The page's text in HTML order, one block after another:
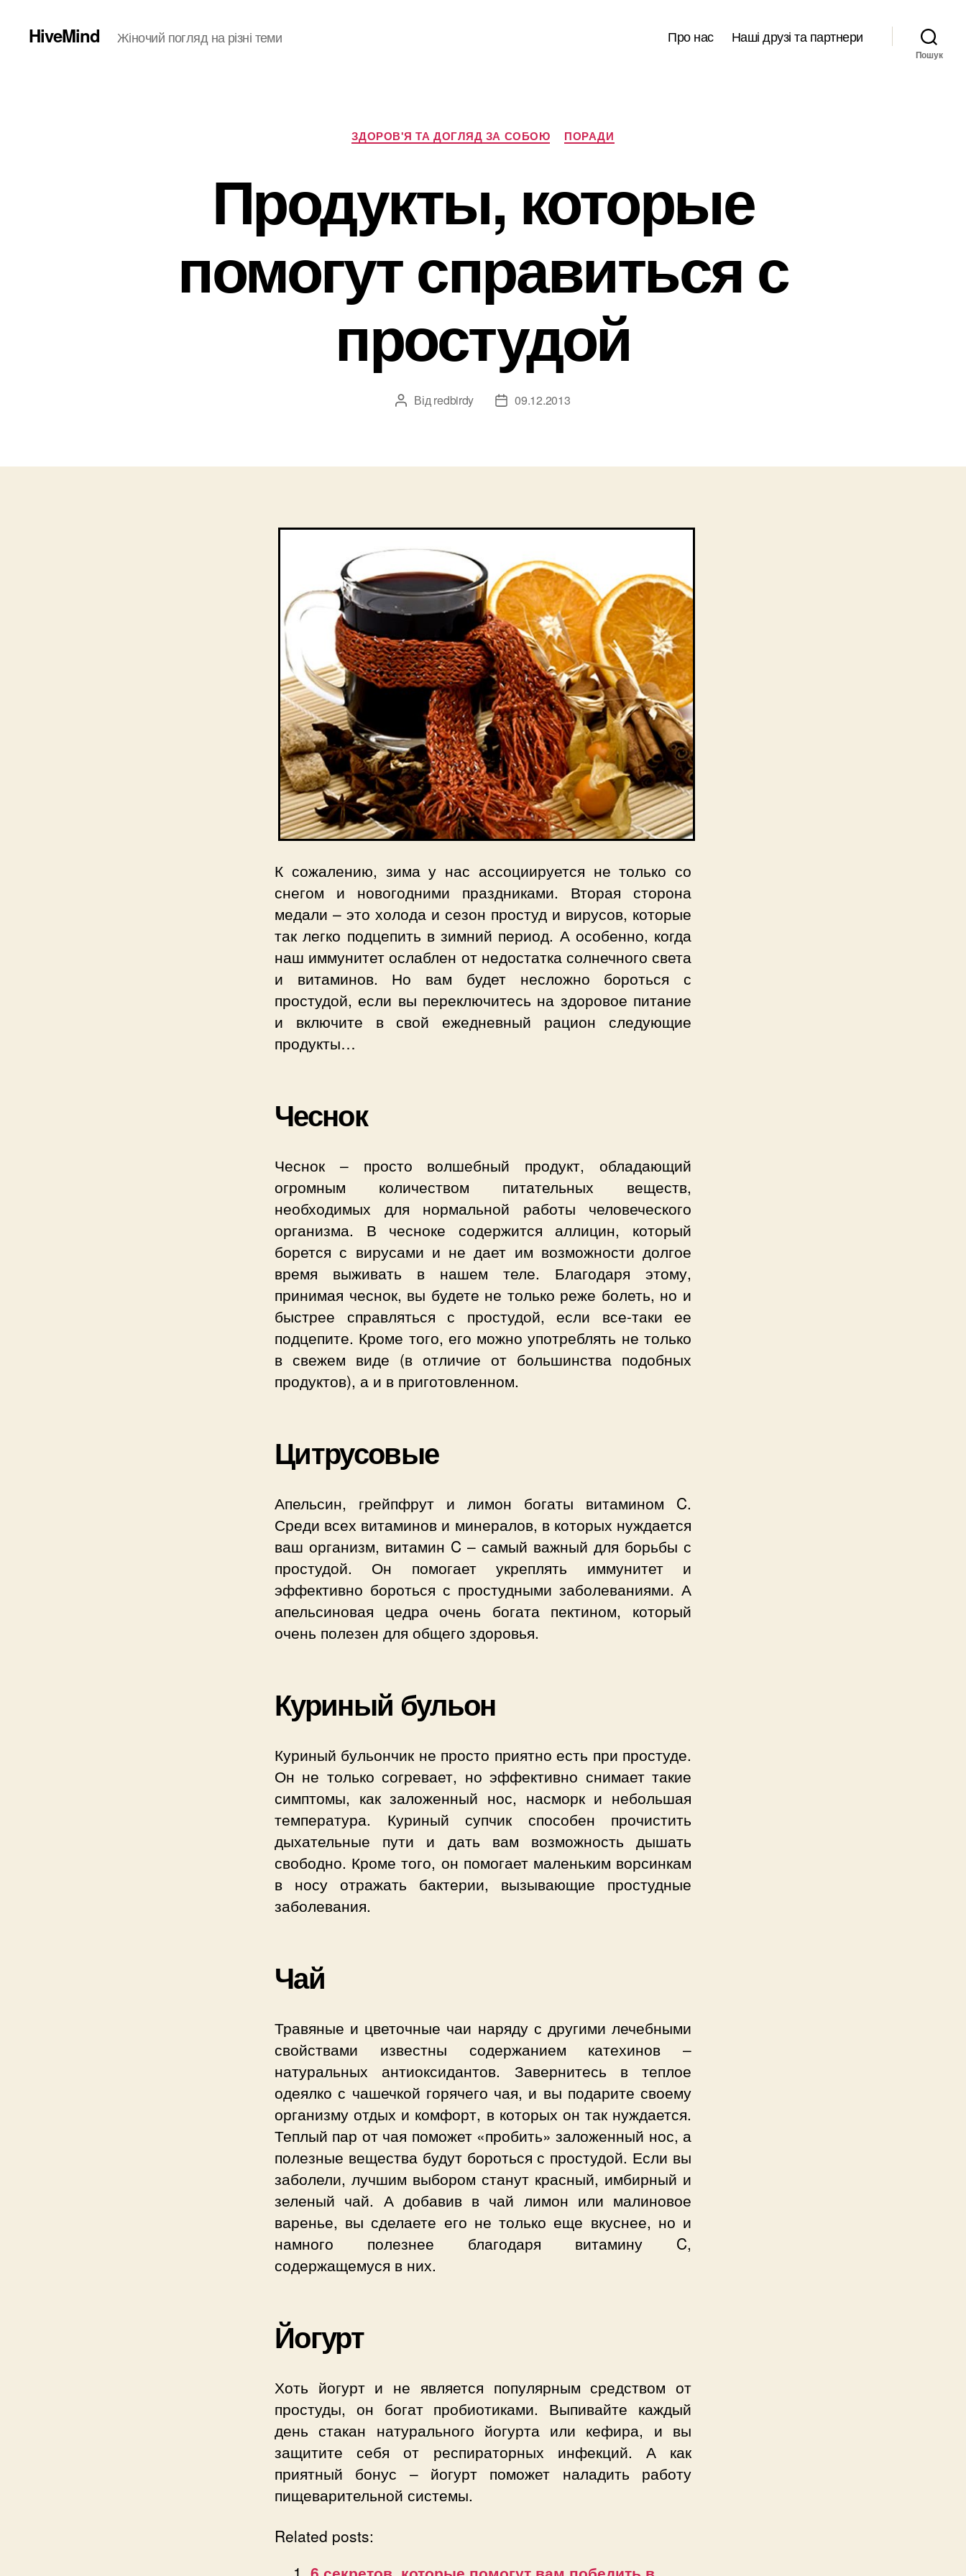
HiveMind Жіночий погляд на різні теми Про нас Наші друзі та партнери
Пошук
Категорії
ЗДОРОВ'Я ТА ДОГЛЯД ЗА СОБОЮ ПОРАДИ
Продукты, которые
помогут справиться с
простудой
Автор
Від redbirdy
Дата09.12.2013
К сожалению, зима у нас ассоциируется не только со
снегом и новогодними праздниками. Вторая сторона
медали – это холода и сезон простуд и вирусов, которые
так легко подцепить в зимний период. А особенно, когда
наш иммунитет ослаблен от недостатка солнечного света
и витаминов. Но вам будет несложно бороться с
простудой, если вы переключитесь на здоровое питание
и включите в свой ежедневный рацион следующие
продукты…
Чеснок
Чеснок – просто волшебный продукт, обладающий
огромным количеством питательных веществ,
необходимых для нормальной работы человеческого
организма. В чесноке содержится аллицин, который
борется с вирусами и не дает им возможности долгое
время выживать в нашем теле. Благодаря этому,
принимая чеснок, вы будете не только реже болеть, но и
быстрее справляться с простудой, если все-таки ее
подцепите. Кроме того, его можно употреблять не только
в свежем виде (в отличие от большинства подобных
продуктов), а и в приготовленном.
Цитрусовые
Апельсин, грейпфрут и лимон богаты витамином C.
Среди всех витаминов и минералов, в которых нуждается
ваш организм, витамин C – самый важный для борьбы с
простудой. Он помогает укреплять иммунитет и
эффективно бороться с простудными заболеваниями. А
апельсиновая цедра очень богата пектином, который
очень полезен для общего здоровья.
Куриный бульон
Куриный бульончик не просто приятно есть при простуде.
Он не только согревает, но эффективно снимает такие
симптомы, как заложенный нос, насморк и небольшая
температура. Куриный супчик способен прочистить
дыхательные пути и дать вам возможность дышать
свободно. Кроме того, он помогает маленьким ворсинкам
в носу отражать бактерии, вызывающие простудные
заболевания.
Чай
Травяные и цветочные чаи наряду с другими лечебными
свойствами известны содержанием катехинов –
натуральных антиоксидантов. Завернитесь в теплое
одеялко с чашечкой горячего чая, и вы подарите своему
организму отдых и комфорт, в которых он так нуждается.
Теплый пар от чая поможет «пробить» заложенный нос, а
полезные вещества будут бороться с простудой. Если вы
заболели, лучшим выбором станут красный, имбирный и
зеленый чай. А добавив в чай лимон или малиновое
варенье, вы сделаете его не только еще вкуснее, но и
намного полезнее благодаря витамину C,
содержащемуся в них.
Йогурт
Хоть йогурт и не является популярным средством от
простуды, он богат пробиотиками. Выпивайте каждый
день стакан натурального йогурта или кефира, и вы
защитите себя от респираторных инфекций. А как
приятный бонус – йогурт поможет наладить работу
пищеварительной системы.
Related posts: